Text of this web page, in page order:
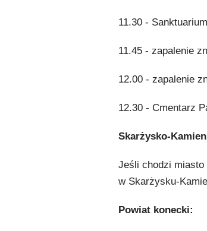
11.30 -
11.45 - zapalenie
12.00 - zapalenie
12.30 - Cmentarz
Skarżysko-
Jeśli chodzi miasto
w Skarżysku-
Powiat konecki: